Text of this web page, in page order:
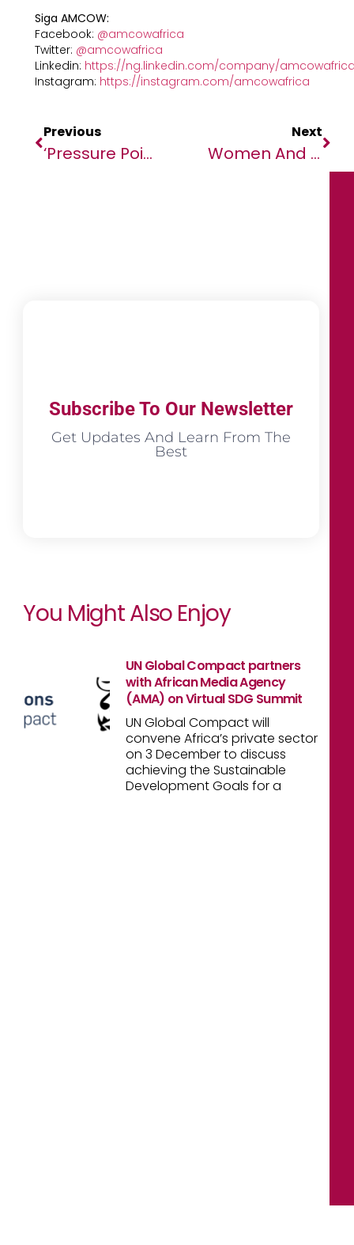
Siga AMCOW:
Facebook: @amcowafrica
Twitter: @amcowafrica
Linkedin: https://ng.linkedin.com/company/
Instagram: https://instagram.com/amcowafrica
Previous
‘Pressure Points In Africa-China Relations’, PBA Policy Briefing Series Begins
Next
Women And Mental Health In Africa: As Part Of Its Signature Heal By Hair Program, The Bluemind Foundation Unveils A Report Of Cross Studies Between African Women And Their Hairdressers
Subscribe To Our Newsletter
Get Updates And Learn From The
Best
You Might Also Enjoy
UN Global Compact partners
with African Media Agency
(AMA) on Virtual SDG Summit
UN Global Compact will
convene Africa’s private sector
on 3 December to discuss
achieving the Sustainable
Development Goals for a